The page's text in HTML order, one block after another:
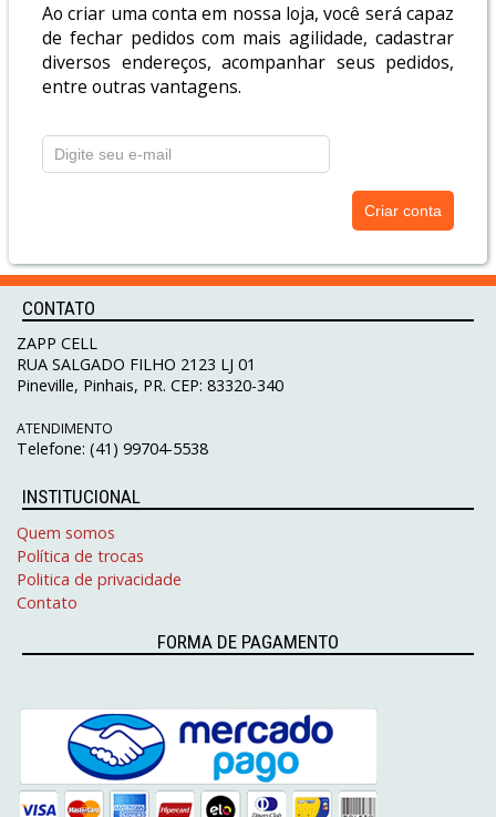
Ao criar uma conta em nossa loja, você será capaz
de fechar pedidos com mais agilidade, cadastrar
diversos endereços, acompanhar seus pedidos,
entre outras vantagens.
CONTATO
ZAPP CELL
RUA SALGADO FILHO 2123 LJ 01
Pineville, Pinhais, PR. CEP: 83320-340
ATENDIMENTO
Telefone: (41) 99704-5538
INSTITUCIONAL
Quem somos
Política de trocas
Politica de privacidade
Contato
FORMA DE PAGAMENTO